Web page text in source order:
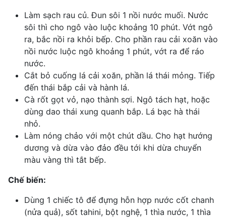
Làm sạch rau củ. Đun sôi 1 nồi nước muối. Nước
sôi thì cho ngô vào luộc khoảng 10 phút. Vớt ngô
ra, bắc nồi ra khỏi bếp. Cho phần rau cải xoăn vào
nồi nước luộc ngô khoảng 1 phút, vớt ra để ráo
nước.
Cắt bỏ cuống lá cải xoăn, phần lá thái mỏng. Tiếp
đến thái bắp cải và hành lá.
Cà rốt gọt vỏ, nạo thành sợi. Ngô tách hạt, hoặc
dùng dao thái xung quanh bắp. Lá bạc hà thái
nhỏ.
Làm nóng chảo với một chút dầu. Cho hạt hướng
dương và dừa vào đảo đều tới khi dừa chuyển
màu vàng thì tắt bếp.
Chế biến:
Dùng 1 chiếc tô để đựng hỗn hợp nước cốt chanh
(nửa quả), sốt tahini, bột nghệ, 1 thìa nước, 1 thìa